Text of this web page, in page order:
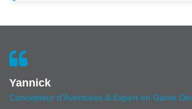
Yannick
Concepteur d'Aventures & Expert en Game